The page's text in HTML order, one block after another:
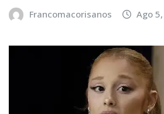
Francomacorisanos Ago